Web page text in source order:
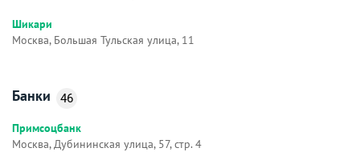
Шикари
Москва, Большая Тульская улица, 11
Банки 46
Примсоцбанк
Москва, Дубининская улица, 57, стр. 4